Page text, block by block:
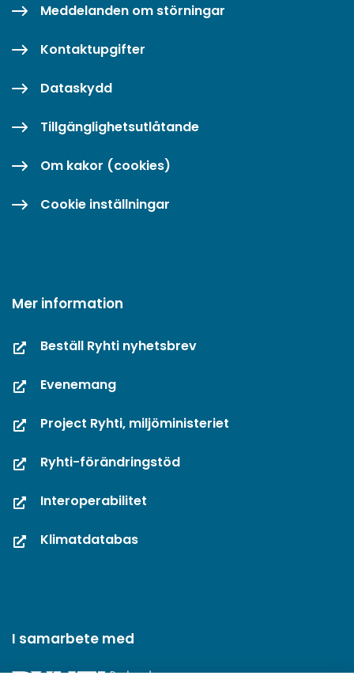
Meddelanden om störningar
Kontaktupgifter
Dataskydd
Tillgänglighetsutlåtande
Om kakor (cookies)
Cookie inställningar
Mer information
Beställ Ryhti nyhetsbrev
Evenemang
Project Ryhti, miljöministeriet
Ryhti-förändringstöd
Interoperabilitet
Klimatdatabas
I samarbete med